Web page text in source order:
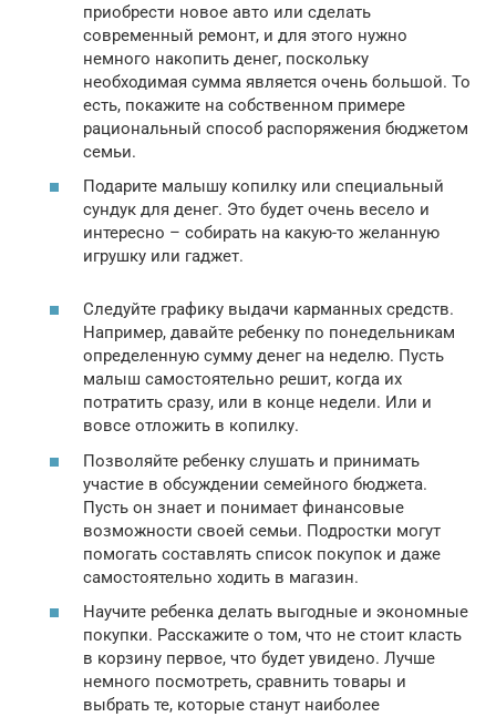
приобрести новое авто или сделать
современный ремонт, и для этого нужно
немного накопить денег, поскольку
необходимая сумма является очень большой. То
есть, покажите на собственном примере
рациональный способ распоряжения бюджетом
семьи.
Подарите малышу копилку или специальный
сундук для денег. Это будет очень весело и
интересно – собирать на какую-то желанную
игрушку или гаджет.
Следуйте графику выдачи карманных средств.
Например, давайте ребенку по понедельникам
определенную сумму денег на неделю. Пусть
малыш самостоятельно решит, когда их
потратить сразу, или в конце недели. Или и
вовсе отложить в копилку.
Позволяйте ребенку слушать и принимать
участие в обсуждении семейного бюджета.
Пусть он знает и понимает финансовые
возможности своей семьи. Подростки могут
помогать составлять список покупок и даже
самостоятельно ходить в магазин.
Научите ребенка делать выгодные и экономные
покупки. Расскажите о том, что не стоит класть
в корзину первое, что будет увидено. Лучше
немного посмотреть, сравнить товары и
выбрать те, которые станут наиболее